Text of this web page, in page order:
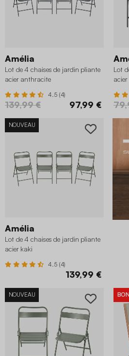
Amélia
Lot de 4 chaises de jardin pliante
acier anthracite
4.5 (4)
139,99 € 97,99 €
Lot
NOUVEAU
Amélia
Lot de 4 chaises de jardin pliante
acier kaki
4.5 (4)
139,99 €
NOUVEAU